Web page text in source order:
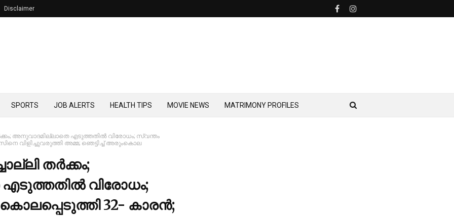
Disclaimer
SPORTS JOB ALERTS HEALTH TIPS MOVIE NEWS MATRIMONY PROFILES
അനുവാദമില്ലാതെ എടുത്തതില്‍ വിരോധം; സ്വന്തം
വിളിച്ചുവരുത്തി അമ്മ; ഞെട്ടിച്ച്‌ അരുംകൊല
തര്‍ക്കം;
വിരോധം;
32- കാരന്‍;